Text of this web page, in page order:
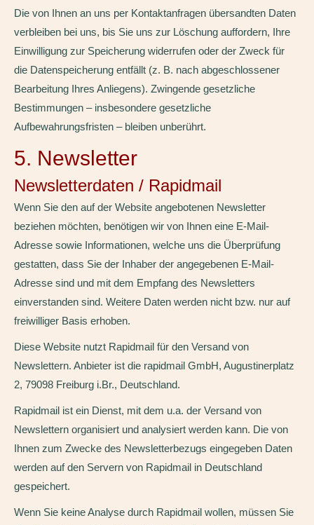
Die von Ihnen an uns per Kontaktanfragen übersandten Daten
verbleiben bei uns, bis Sie uns zur Löschung auffordern, Ihre
Einwilligung zur Speicherung widerrufen oder der Zweck für
die Datenspeicherung entfällt (z. B. nach abgeschlossener
Bearbeitung Ihres Anliegens). Zwingende gesetzliche
Bestimmungen – insbesondere gesetzliche
Aufbewahrungsfristen – bleiben unberührt.
5. Newsletter
Newsletter­daten / Rapidmail
Wenn Sie den auf der Website angebotenen Newsletter
beziehen möchten, benötigen wir von Ihnen eine E-Mail-
Adresse sowie Informationen, welche uns die Überprüfung
gestatten, dass Sie der Inhaber der angegebenen E-Mail-
Adresse sind und mit dem Empfang des Newsletters
einverstanden sind. Weitere Daten werden nicht bzw. nur auf
freiwilliger Basis erhoben.
Diese Website nutzt Rapidmail für den Versand von
Newslettern. Anbieter ist die rapidmail GmbH, Augustinerplatz
2, 79098 Freiburg i.Br., Deutschland.
Rapidmail ist ein Dienst, mit dem u.a. der Versand von
Newslettern organisiert und analysiert werden kann. Die von
Ihnen zum Zwecke des Newsletterbezugs eingegeben Daten
werden auf den Servern von Rapidmail in Deutschland
gespeichert.
Wenn Sie keine Analyse durch Rapidmail wollen, müssen Sie